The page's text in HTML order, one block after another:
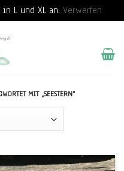
L und XL an. Verwerfen
MIT „SEESTERN“